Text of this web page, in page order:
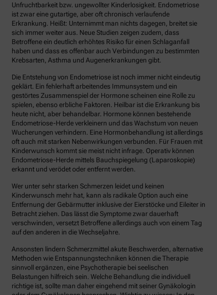
Unfruchtbarkeit bzw. ungewollter Kinderlosigkeit. Endometriose
ist zwar eine gutartige, aber oft chronisch verlaufende
Erkrankung. Heißt: Unternimmt man nichts dagegen, breitet sie
sich immer weiter aus. Neue Studien zeigen zudem, dass
Betroffene ein deutlich erhöhtes Risiko für einen Schlaganfall
haben und dass es offenbar auch Verbindungen zu bestimmten
Krebsarten, Asthma und Augenerkrankungen gibt.
Die Entstehung von Endometriose ist noch immer nicht eindeutig
geklärt. Ein fehlerhaft arbeitendes Immunsystem und ein
gestörtes Zusammenspiel der Hormone scheinen eine Rolle zu
spielen, ebenso erbliche Faktoren. Heilbar ist die Erkrankung bis
heute nicht, aber behandelbar. Hormone können bestehende
Endometriose-Herde verkleinern und das Wachstum von neuen
Wucherungen verhindern. Eine Hormonbehandlung ist allerdings
oft auch mit starken Nebenwirkungen verbunden. Für Frauen mit
Kinderwunsch kommt sie meist nicht infrage. Operativ können
Endometriose-Herde mittels Bauchspiegelung (Laparoskopie)
erkannt und verödet oder entfernt werden.
Wer unter sehr starken Schmerzen leidet und keinen
Kinderwunsch mehr hat, kann als radikale Option auch eine
Entfernung der Gebärmutter inklusive der Eierstöcke und Eileiter in
Betracht ziehen. Das lässt die Symptome zwar dauerhaft
verschwinden, versetzt Betroffene allerdings auch von einem Tag
auf den anderen in die Wechseljahre.
Ansonsten lindern Schmerzmittel akute Beschwerden, alternative
Methoden wie Entspannungstechniken können die Therapie
sinnvoll ergänzen, eine Psychotherapie bei seelischen
Belastungen hilfreich sein. Welche Behandlung die individuell
richtige ist, sollte man daher eingehend mit seiner Gynäkologin